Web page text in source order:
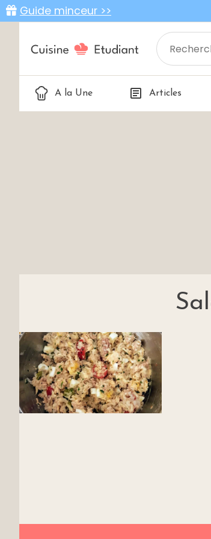
Guide minceur >>
A la Une Articles